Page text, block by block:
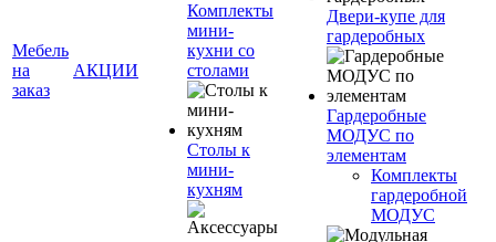
Мебель
на
заказ
АКЦИИ
Комплекты
мини-
кухни со
столами
Столы к
мини-
кухням
Двери-купе для
гардеробных
Гардеробные
МОДУС по
элементам
Комплекты
гардеробной
МОДУС